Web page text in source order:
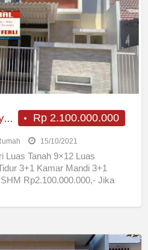
Rp 2.100.000.000
Rumah Second Mulyosari
15/10/2021
Luas Tanah 9×12 Luas
3+1 Kamar Mandi 3+1
Rp2.100.000.000,- Jika